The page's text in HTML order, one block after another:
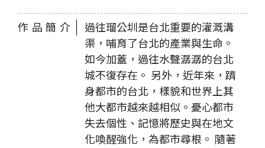
作品簡介
過往瑠公圳是台北重要的灌溉溝
渠，哺育了台北的產業與生命。
如今加蓋，過往水聲潺潺的台北
城不復存在。 另外，近年來，躋
身都市的台北，樣貌和世界上其
他大都市越來越相似。憂心都市
失去個性、記憶將歷史與在地文
化喚醒強化，為都市尋根。 隨著